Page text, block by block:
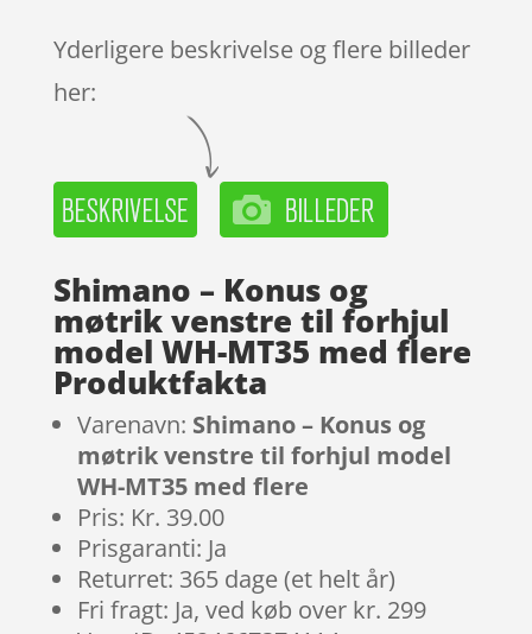
Yderligere beskrivelse og flere billeder
her:
Shimano – Konus og
møtrik venstre til forhjul
model WH-MT35 med flere
Produktfakta
Varenavn: Shimano – Konus og
møtrik venstre til forhjul model
WH-MT35 med flere
Pris: Kr. 39.00
Prisgaranti: Ja
Returret: 365 dage (et helt år)
Fri fragt: Ja, ved køb over kr. 299